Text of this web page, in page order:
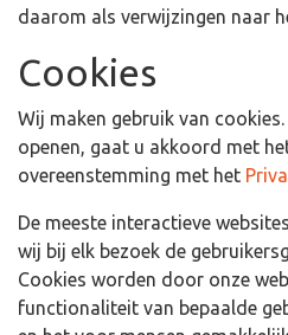
daarom als verwijzingen naar
Cookies
Wij maken gebruik van
openen, gaat u akkoord met
overeenstemming met het
De meeste interactieve
wij bij elk bezoek de
Cookies worden door onze
functionaliteit van bepaalde